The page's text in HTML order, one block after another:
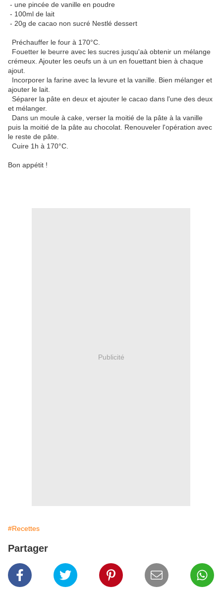
- une pincée de vanille en poudre
- 100ml de lait
- 20g de cacao non sucré Nestlé dessert
Préchauffer le four à 170°C.
Fouetter le beurre avec les sucres jusqu'aà obtenir un mélange
crémeux. Ajouter les oeufs un à un en fouettant bien à chaque
ajout.
Incorporer la farine avec la levure et la vanille. Bien mélanger et
ajouter le lait.
Séparer la pâte en deux et ajouter le cacao dans l'une des deux
et mélanger.
Dans un moule à cake, verser la moitié de la pâte à la vanille
puis la moitié de la pâte au chocolat. Renouveler l'opération avec
le reste de pâte.
Cuire 1h à 170°C.
Bon appétit !
Publicité
#Recettes
Partager